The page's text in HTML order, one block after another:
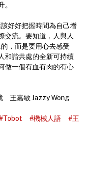
好好把握時間為自己增
交流。要知道，人與人
，而是要用心去感受
和諧共處的全新可持續
做一個有血有肉的有心
王嘉敏 Jazzy Wong
#機械人語
#王